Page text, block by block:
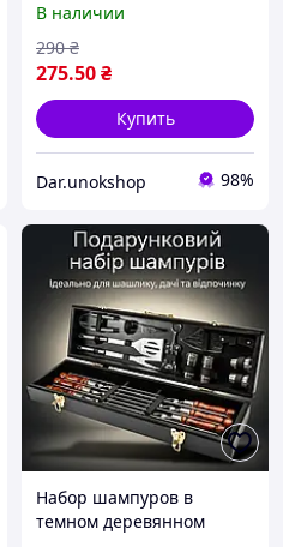
Подарочная коробочка с
надписью, Деревянный
бокс.
В наличии
275.50₴
290 ₴
Купить
Dar.unokshop 98%
Набор шампуров в
темном деревянном